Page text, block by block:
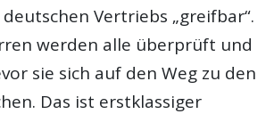
Vertriebs „greifbar“.
werden alle überprüft und
sie sich auf den Weg zu den
Das ist erstklassiger